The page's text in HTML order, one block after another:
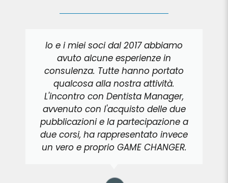
Io e i miei soci dal 2017 abbiamo
avuto alcune esperienze in
consulenza. Tutte hanno portato
qualcosa alla nostra attività.
L'incontro con Dentista Manager,
avvenuto con l'acquisto delle due
pubblicazioni e la partecipazione a
due corsi, ha rappresentato invece
un vero e proprio GAME CHANGER.